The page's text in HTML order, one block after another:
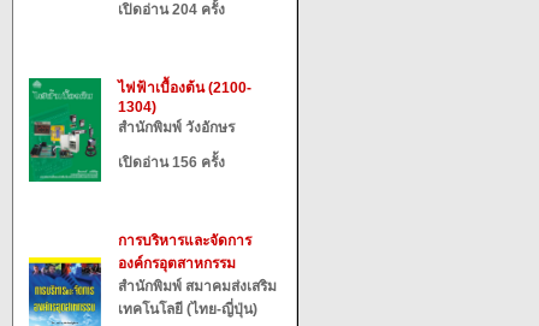
เปิดอ่าน 204 ครั้ง
ไฟฟ้าเบื้องต้น (2100-
1304)
สำนักพิมพ์ วังอักษร
เปิดอ่าน 156 ครั้ง
การบริหารและจัดการ
องค์กรอุตสาหกรรม
สำนักพิมพ์ สมาคมส่งเสริม
เทคโนโลยี (ไทย-ญี่ปุ่น)